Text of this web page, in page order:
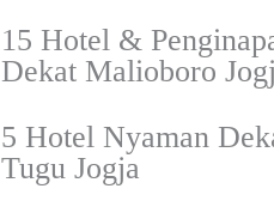
15 Hotel &
Dekat Malioboro
5 Hotel Nyaman
Tugu Jogja